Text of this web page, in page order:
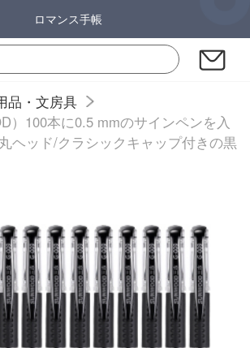
ロマンス手帳
品・文房具
）100本に0.5 mmのサインペンを入
ヘッド/クラシックキャップ付きの黒